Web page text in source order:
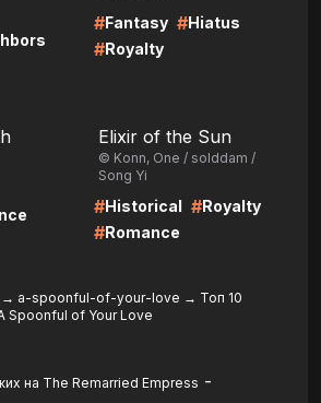
#Fantasy #Hiatus
#Royalty
Elixir of the Sun
© Konn, One / solddam /
Song Yi
#Historical #Royalty
#Romance
→ a-spoonful-of-your-love → Топ 10
Spoonful of Your Love
на The Remarried Empress -